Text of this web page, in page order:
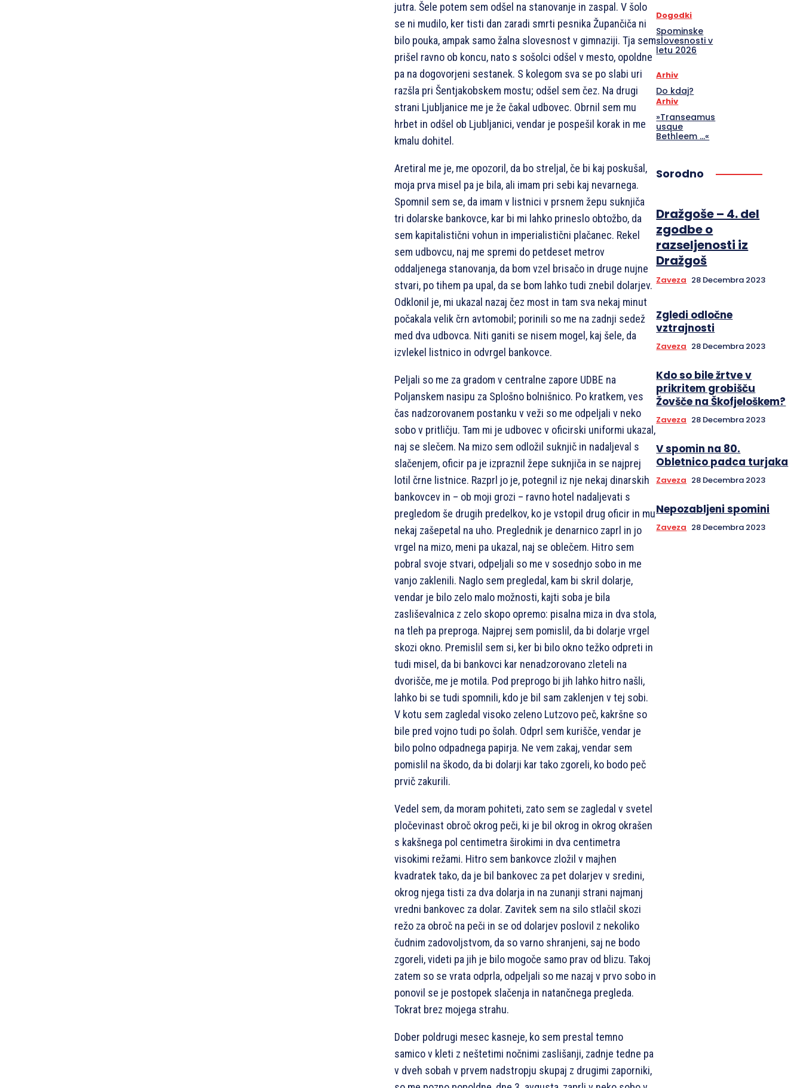
jutra. Šele potem sem odšel na stanovanje in zaspal. V šolo
se ni mudilo, ker tisti dan zaradi smrti pesnika Župančiča ni
bilo pouka, ampak samo žalna slovesnost v gimnaziji. Tja sem
prišel ravno ob koncu, nato s sošolci odšel v mesto, opoldne
pa na dogovorjeni sestanek. S kolegom sva se po slabi uri
razšla pri Šentjakobskem mostu; odšel sem čez. Na drugi
strani Ljubljanice me je že čakal udbovec. Obrnil sem mu
hrbet in odšel ob Ljubljanici, vendar je pospešil korak in me
kmalu dohitel.
Aretiral me je, me opozoril, da bo streljal, če bi kaj poskušal,
moja prva misel pa je bila, ali imam pri sebi kaj nevarnega.
Spomnil sem se, da imam v listnici v prsnem žepu suknjiča
tri dolarske bankovce, kar bi mi lahko prineslo obtožbo, da
sem kapitalistični vohun in imperialistični plačanec. Rekel
sem udbovcu, naj me spremi do petdeset metrov
oddaljenega stanovanja, da bom vzel brisačo in druge nujne
stvari, po tihem pa upal, da se bom lahko tudi znebil dolarjev.
Odklonil je, mi ukazal nazaj čez most in tam sva nekaj minut
počakala velik črn avtomobil; porinili so me na zadnji sedež
med dva udbovca. Niti ganiti se nisem mogel, kaj šele, da
izvlekel listnico in odvrgel bankovce.
Peljali so me za gradom v centralne zapore UDBE na
Poljanskem nasipu za Splošno bolnišnico. Po kratkem, ves
čas nadzorovanem postanku v veži so me odpeljali v neko
sobo v pritličju. Tam mi je udbovec v oficirski uniformi ukazal,
naj se slečem. Na mizo sem odložil suknjič in nadaljeval s
slačenjem, oficir pa je izpraznil žepe suknjiča in se najprej
lotil črne listnice. Razprl jo je, potegnil iz nje nekaj dinarskih
bankovcev in – ob moji grozi – ravno hotel nadaljevati s
pregledom še drugih predelkov, ko je vstopil drug oficir in mu
nekaj zašepetal na uho. Preglednik je denarnico zaprl in jo
vrgel na mizo, meni pa ukazal, naj se oblečem. Hitro sem
pobral svoje stvari, odpeljali so me v sosednjo sobo in me
vanjo zaklenili. Naglo sem pregledal, kam bi skril dolarje,
vendar je bilo zelo malo možnosti, kajti soba je bila
zasliševalnica z zelo skopo opremo: pisalna miza in dva stola,
na tleh pa preproga. Najprej sem pomislil, da bi dolarje vrgel
skozi okno. Premislil sem si, ker bi bilo okno težko odpreti in
tudi misel, da bi bankovci kar nenadzorovano zleteli na
dvorišče, me je motila. Pod preprogo bi jih lahko hitro našli,
lahko bi se tudi spomnili, kdo je bil sam zaklenjen v tej sobi.
V kotu sem zagledal visoko zeleno Lutzovo peč, kakršne so
bile pred vojno tudi po šolah. Odprl sem kurišče, vendar je
bilo polno odpadnega papirja. Ne vem zakaj, vendar sem
pomislil na škodo, da bi dolarji kar tako zgoreli, ko bodo peč
prvič zakurili.
Vedel sem, da moram pohiteti, zato sem se zagledal v svetel
pločevinast obroč okrog peči, ki je bil okrog in okrog okrašen
s kakšnega pol centimetra širokimi in dva centimetra
visokimi režami. Hitro sem bankovce zložil v majhen
kvadratek tako, da je bil bankovec za pet dolarjev v sredini,
okrog njega tisti za dva dolarja in na zunanji strani najmanj
vredni bankovec za dolar. Zavitek sem na silo stlačil skozi
režo za obroč na peči in se od dolarjev poslovil z nekoliko
čudnim zadovoljstvom, da so varno shranjeni, saj ne bodo
zgoreli, videti pa jih je bilo mogoče samo prav od blizu. Takoj
zatem so se vrata odprla, odpeljali so me nazaj v prvo sobo in
ponovil se je postopek slačenja in natančnega pregleda.
Tokrat brez mojega strahu.
Dober poldrugi mesec kasneje, ko sem prestal temno
samico v kleti z neštetimi nočnimi zaslišanji, zadnje tedne pa
v dveh sobah v prvem nadstropju skupaj z drugimi zaporniki,
Dogodki
Spominske
slovesnosti v
letu 2026
Arhiv
Do kdaj?
Arhiv
»Transeamus
usque
Bethleem …«
Sorodno
Dražgoše – 4. del
zgodbe o
razseljenosti iz
Dražgoš
Zaveza 28 Decembra 2023
Zgledi odločne
vztrajnosti
Zaveza 28 Decembra 2023
Kdo so bile žrtve v
prikritem grobišču
Žovšče na Škofjeloškem?
Zaveza 28 Decembra 2023
V spomin na 80.
Obletnico padca turjaka
Zaveza 28 Decembra 2023
Nepozabljeni spomini
Zaveza 28 Decembra 2023